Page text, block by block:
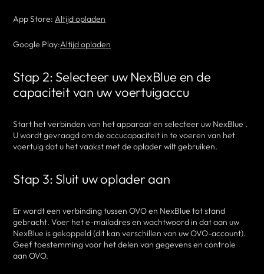
App Store: Altijd opladen
Google Play:Altijd opladen
Stap 2: Selecteer uw NexBlue en de
capaciteit van uw voertuigaccu
Start het verbinden van het apparaat en selecteer uw NexBlue .
U wordt gevraagd om de accucapaciteit in te voeren van het
voertuig dat u het vaakst met de oplader wilt gebruiken.
Stap 3: Sluit uw oplader aan
Er wordt een verbinding tussen OVO en NexBlue tot stand
gebracht. Voer het e-mailadres en wachtwoord in dat aan uw
NexBlue is gekoppeld (dit kan verschillen van uw OVO-account).
Geef toestemming voor het delen van gegevens en controle
aan OVO.